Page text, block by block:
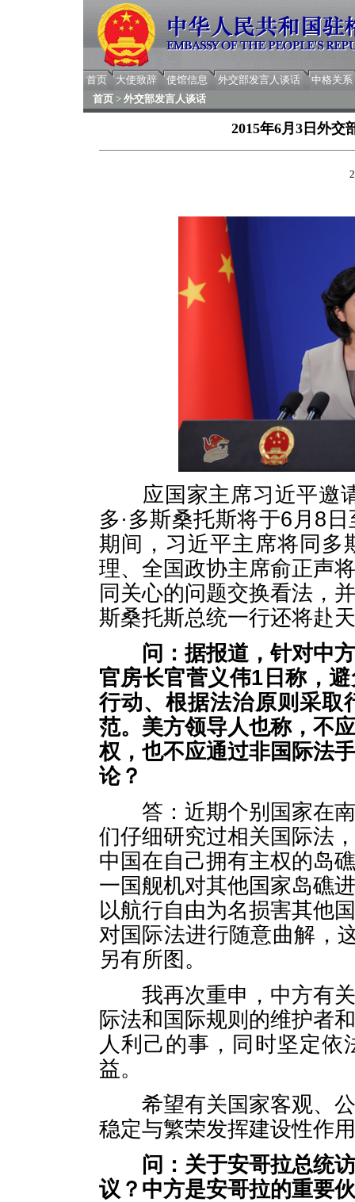
首页 大使致辞 使馆信息 外交部发言人谈话
中格关系
首页 > 外交部发言人谈话
2015年6月3日外交
应国家主席习近平邀请
多·多斯桑托斯将于6月8
期间，习近平主席将同多
理、全国政协主席俞正声
同关心的问题交换看法，
斯桑托斯总统一行还将赴
问：据报道，针对中
官房长官菅义伟1日称，
行动、根据法治原则采取
范。 美方领导人也称，不
权，也不应通过非国际法
论？
答：近期个别国家在南
们仔细研究过相关国际法
中国在自己拥有主权的岛
一国舰机对其他国家岛礁
以航行自由为名损害其他
对国际法进行随意曲解，
另有所图。
我再次重申，中方有关
际法和国际规则的维护者
人利己的事，同时坚定
益。
希望有关国家客观、公
稳定与繁荣发挥建设性作
问：关于安哥拉总统
议？中方是安哥拉的重要